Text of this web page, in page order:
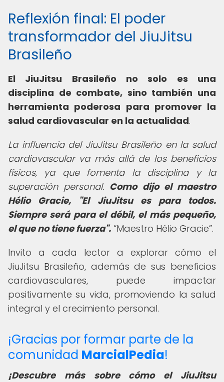
Reflexión final: El poder
transformador del JiuJitsu
Brasileño
El JiuJitsu Brasileño no solo es una
disciplina de combate, sino también una
herramienta poderosa para promover la
salud cardiovascular en la actualidad.
La influencia del JiuJitsu Brasileño en la salud
cardiovascular va más allá de los beneficios
físicos, ya que fomenta la disciplina y la
superación personal. Como dijo el maestro
Hélio Gracie, "El JiuJitsu es para todos.
Siempre será para el débil, el más pequeño,
el que no tiene fuerza". Maestro Hélio Gracie .
Invito a cada lector a explorar cómo el
JiuJitsu Brasileño, además de sus beneficios
cardiovasculares, puede impactar
positivamente su vida, promoviendo la salud
integral y el crecimiento personal.
¡Gracias por formar parte de la
comunidad MarcialPedia!
¡Descubre más sobre cómo el JiuJitsu